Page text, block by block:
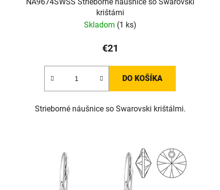
krištámi
Skladom (1 ks)
€21
DO KOŠÍKA
Strieborné náušnice so Swarovski krištálmi.